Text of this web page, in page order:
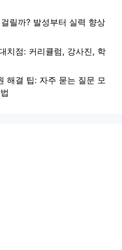
릴까? 발성부터 실력 향상
치점: 커리큘럼, 강사진, 학
해결 팁: 자주 묻는 질문 모